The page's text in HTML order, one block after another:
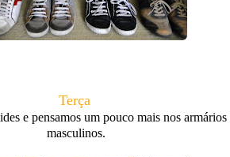
Terça
e pensamos um pouco mais nos armários
masculinos.